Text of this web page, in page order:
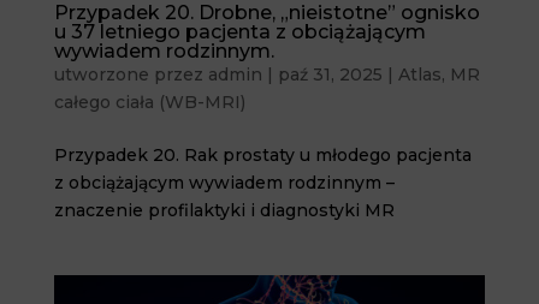
Przypadek 20. Drobne, „nieistotne” ognisko
u 37 letniego pacjenta z obciążającym
wywiadem rodzinnym.
utworzone przez admin | paź 31, 2025 | Atlas, MR
całego ciała (WB-MRI)
Przypadek 20. Rak prostaty u młodego pacjenta
z obciążającym wywiadem rodzinnym –
znaczenie profilaktyki i diagnostyki MR